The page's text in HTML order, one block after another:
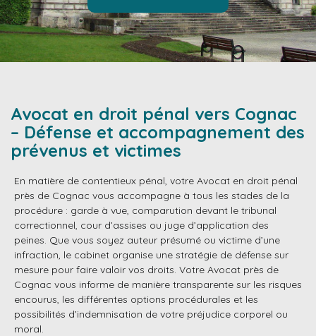
Avocat en droit pénal vers Cognac
– Défense et accompagnement des
prévenus et victimes
En matière de contentieux pénal, votre Avocat en droit pénal
près de Cognac vous accompagne à tous les stades de la
procédure : garde à vue, comparution devant le tribunal
correctionnel, cour d’assises ou juge d’application des
peines. Que vous soyez auteur présumé ou victime d’une
infraction, le cabinet organise une stratégie de défense sur
mesure pour faire valoir vos droits. Votre Avocat près de
Cognac vous informe de manière transparente sur les risques
encourus, les différentes options procédurales et les
possibilités d’indemnisation de votre préjudice corporel ou
moral.